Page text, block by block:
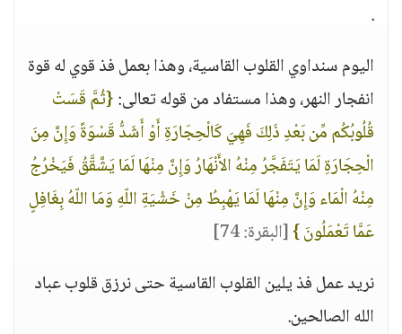
.
اليوم سنداوي القلوب القاسية، وهذا بعمل فذ قوي له قوة
انفجار النهر، وهذا مستفاد من قوله تعالى:{ثُمَّ قَسَتْ
قُلُوبُكُم مِّن بَعْدِ ذَلِكَ فَهِيَ كَالْحِجَارَةِ أَوْ أَشَدُّ قَسْوَةً وَإِنَّ مِنَ
الْحِجَارَةِ لَمَا يَتَفَجَّرُ مِنْهُ الأَنْهَارُ وَإِنَّ مِنْهَا لَمَا يَشَّقَّقُ فَيَخْرُجُ
مِنْهُ الْمَاء وَإِنَّ مِنْهَا لَمَا يَهْبِطُ مِنْ خَشْيَةِ اللّهِ وَمَا اللّهُ بِغَافِلٍ
عَمَّا تَعْمَلُونَ }[البقرة: 74]
نريد عمل فذ يلين القلوب القاسية حتى نرزق قلوب عباد
الله الصالحين.